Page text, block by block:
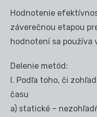
Hodnotenie
záverečnou etapou
hodnotení sa používa
Delenie metód:
I. Podľa toho, či
času
a) statické –